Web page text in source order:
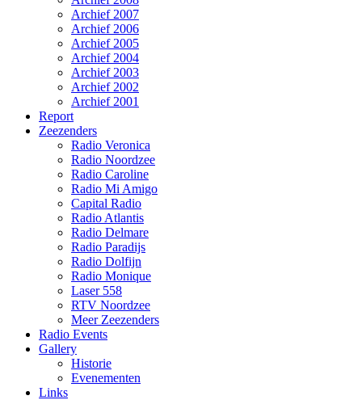
Archief 2007
Archief 2006
Archief 2005
Archief 2004
Archief 2003
Archief 2002
Archief 2001
Report
Zeezenders
Radio Veronica
Radio Noordzee
Radio Caroline
Radio Mi Amigo
Capital Radio
Radio Atlantis
Radio Delmare
Radio Paradijs
Radio Dolfijn
Radio Monique
Laser 558
RTV Noordzee
Meer Zeezenders
Radio Events
Gallery
Historie
Evenementen
Links